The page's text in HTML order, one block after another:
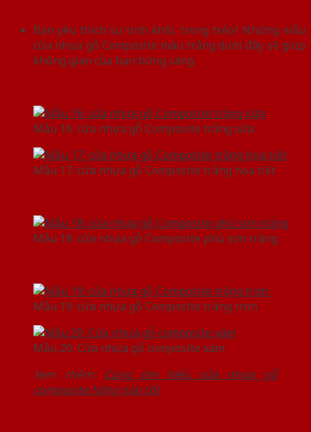
Bạn yêu thích sự tinh khôi, trong trẻo? Những mẫu
cửa nhựa gỗ Composite màu trắng dưới đây sẽ giúp
không gian của bạn bừng sáng.
Mẫu 16: cửa nhựa gỗ Composite trắng sữa
Mẫu 17: cửa nhựa gỗ Composite trắng họa tiết
Mẫu 18: cửa nhựa gỗ Composite phủ sơn trắng
Mẫu 19: cửa nhựa gỗ Composite trắng trơn
Mẫu 20: Cửa nhựa gỗ composite xám
Xem thêm: Cùng tìm hiểu cửa nhựa gỗ
composite hãng nào tốt